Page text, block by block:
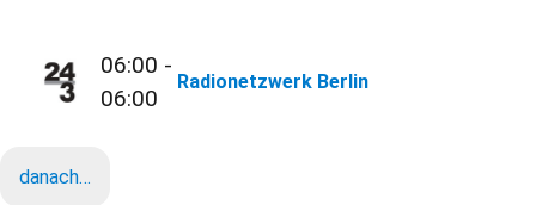
06:00 -
06:00
Radionetzwerk Berlin
danach…